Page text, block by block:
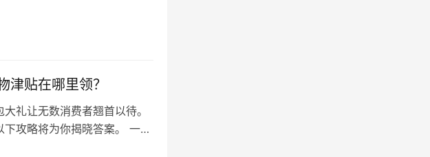
津贴在哪里领？
礼让无数消费者翘首以待。
攻略将为你揭晓答案。 一、